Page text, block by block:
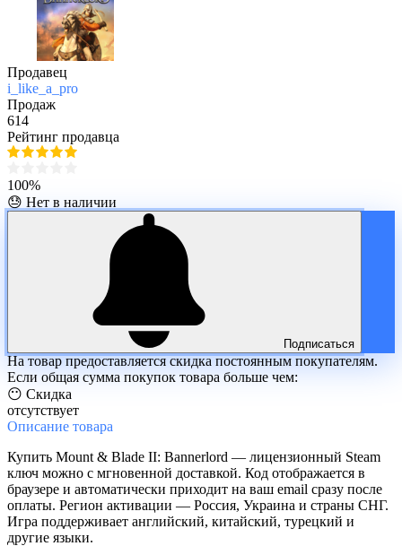
Продавец
i_like_a_pro
Продаж
614
Рейтинг продавца
100%
😓 Нет в наличии
Подписаться
На товар предоставляется скидка постоянным покупателям.
Если общая сумма покупок товара больше чем:
😶 Скидка
отсутствует
Описание товара
Купить Mount & Blade II: Bannerlord — лицензионный Steam
ключ можно с мгновенной доставкой. Код отображается в
браузере и автоматически приходит на ваш email сразу после
оплаты. Регион активации — Россия, Украина и страны СНГ.
Игра поддерживает английский, китайский, турецкий и
другие языки.